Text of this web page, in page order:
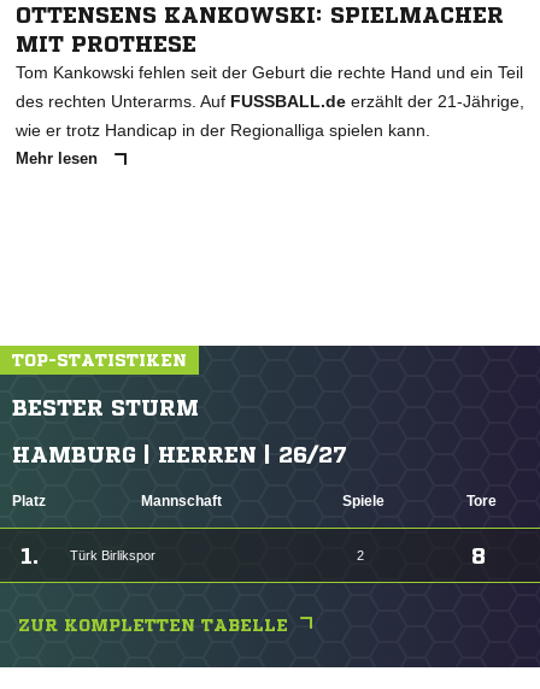
OTTENSENS KANKOWSKI: SPIELMACHER
MIT PROTHESE
Tom Kankowski fehlen seit der Geburt die rechte Hand und ein Teil
des rechten Unterarms. Auf FUSSBALL.de erzählt der 21-Jährige,
wie er trotz Handicap in der Regionalliga spielen kann.
Mehr lesen
TOP-STATISTIKEN
BESTER STURM
HAMBURG | HERREN | 26/27
Platz Mannschaft Spiele Tore
1. Türk Birlikspor 2 8
ZUR KOMPLETTEN TABELLE